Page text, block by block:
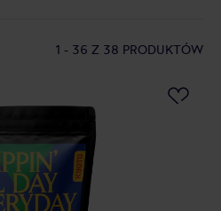
1 - 36 Z 38 PRODUKTÓW